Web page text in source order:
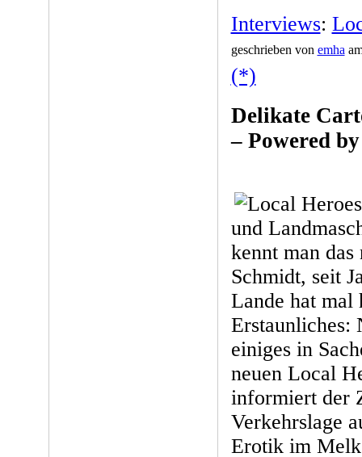
Interviews:
geschrieben von emha
(*)
Delikate
– Powered
und
kennt man
Schmidt, seit
Lande hat mal
Erstaunliches:
einiges in
neuen Local
informiert der
Verkehrslage
Erotik im